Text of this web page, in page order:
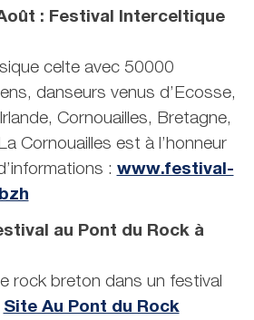
: Festival Interceltique
celte avec 50000
danseurs venus d’Ecosse,
Cornouailles, Bretagne,
Cornouailles est à l’honneur
: www.festival-
au Pont du Rock à
rock breton dans un festival
Site Au Pont du Rock